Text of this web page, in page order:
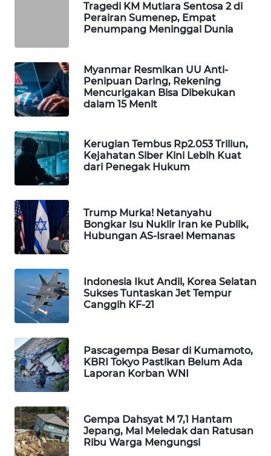
Tragedi KM Mutiara Sentosa 2 di
Perairan Sumenep, Empat
Penumpang Meninggal Dunia
Myanmar Resmikan UU Anti-
Penipuan Daring, Rekening
Mencurigakan Bisa Dibekukan
dalam 15 Menit
Kerugian Tembus Rp2.053 Triliun,
Kejahatan Siber Kini Lebih Kuat
dari Penegak Hukum
Trump Murka! Netanyahu
Bongkar Isu Nuklir Iran ke Publik,
Hubungan AS-Israel Memanas
Indonesia Ikut Andil, Korea Selatan
Sukses Tuntaskan Jet Tempur
Canggih KF-21
Pascagempa Besar di Kumamoto,
KBRI Tokyo Pastikan Belum Ada
Laporan Korban WNI
Gempa Dahsyat M 7,1 Hantam
Jepang, Mal Meledak dan Ratusan
Ribu Warga Mengungsi
WAHANA
TV
WAHANANEWS
ID
WAHANANEWS
CO ID
WAHANANEWS
WAHANA
SPORT
WAHANA
UMKM
WAHANA
WAHANA
PERSONA
WAHANA
OTOMOTIF
WAHANA